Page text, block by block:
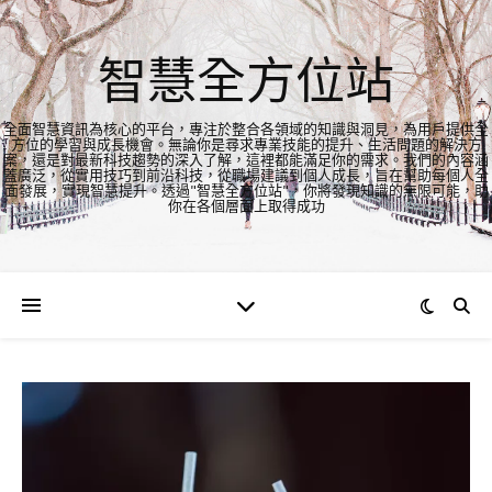
智慧全方位站
全面智慧資訊為核心的平台，專注於整合各領域的知識與洞見，為用戶提供全
方位的學習與成長機會。無論你是尋求專業技能的提升、生活問題的解決方
案，還是對最新科技趨勢的深入了解，這裡都能滿足你的需求。我們的內容涵
蓋廣泛，從實用技巧到前沿科技，從職場建議到個人成長，旨在幫助每個人全
面發展，實現智慧提升。透過"智慧全方位站"，你將發現知識的無限可能，助
你在各個層面上取得成功